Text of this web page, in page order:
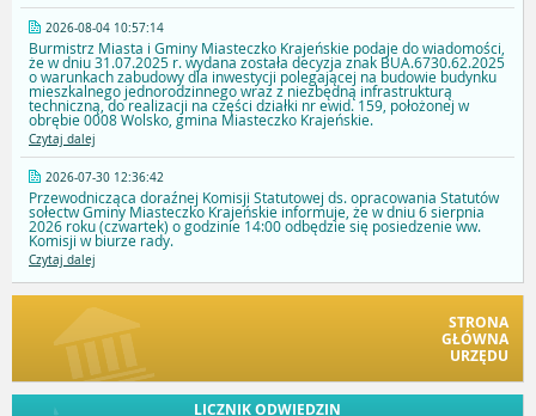
2026-08-04 10:57:14
Burmistrz Miasta i Gminy Miasteczko Krajeńskie podaje do wiadomości,
że w dniu 31.07.2025 r. wydana została decyzja znak BUA.6730.62.2025
o warunkach zabudowy dla inwestycji polegającej na budowie budynku
mieszkalnego jednorodzinnego wraz z niezbędną infrastrukturą
techniczną, do realizacji na części działki nr ewid. 159, położonej w
obrębie 0008 Wolsko, gmina Miasteczko Krajeńskie.
Czytaj dalej
2026-07-30 12:36:42
Przewodnicząca doraźnej Komisji Statutowej ds. opracowania Statutów
sołectw Gminy Miasteczko Krajeńskie informuje, że w dniu 6 sierpnia
2026 roku (czwartek) o godzinie 14:00 odbędzie się posiedzenie ww.
Komisji w biurze rady.
Czytaj dalej
STRONA
GŁÓWNA
URZĘDU
LICZNIK ODWIEDZIN